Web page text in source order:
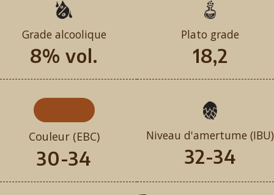
Grade alcoolique
8% vol.
Plato grade
18,2
Couleur (EBC)
30-34
Niveau d'amertume (IBU)
32-34